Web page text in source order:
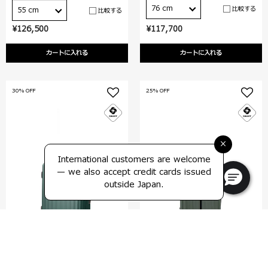
×
International customers are welcome
— we also accept credit cards issued
outside Japan.
¥126,500
カートに入れる
55 cm 比較する
¥117,700
カートに入れる
76 cm 比較する
30% OFF 25% OFF